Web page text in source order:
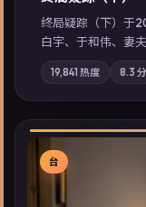
终局疑踪（下）于
白宇、于和伟、妻
意外将众人卷入不
质；站内亦可通过
同类型高分佳作，
19,841 热度 8.3 分
台